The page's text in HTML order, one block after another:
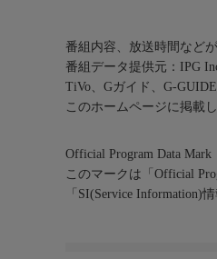
番組内容、放送時間など
番組データ提供元：IPG
TiVo、Gガイド、G-
このホームページに掲載
Official Program Data Mark
このマークは「Official
「SI(Service Information)